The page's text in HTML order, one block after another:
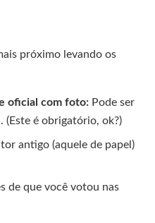
próximo levando os
oficial com foto: Pode ser
(Este é obrigatório, ok?)
antigo (aquele de papel)
de que você votou nas